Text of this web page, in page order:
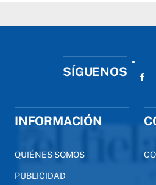
SÍGUENOS
INFORMACIÓN
QUIÉNES SOMOS
PUBLICIDAD